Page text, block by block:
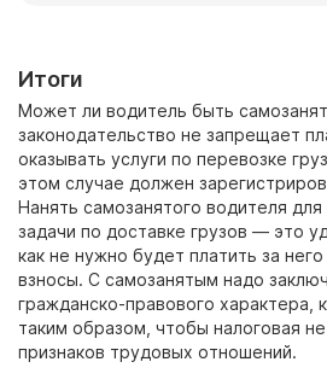
Итоги
Может ли водитель быть
законодательство не запрещает
оказывать услуги по перевозке
этом случае должен
Нанять самозанятого водителя для
задачи по доставке грузов — это
как не нужно будет платить за
взносы. С самозанятым надо
гражданско-правового характера,
таким образом, чтобы налоговая
признаков трудовых отношений.